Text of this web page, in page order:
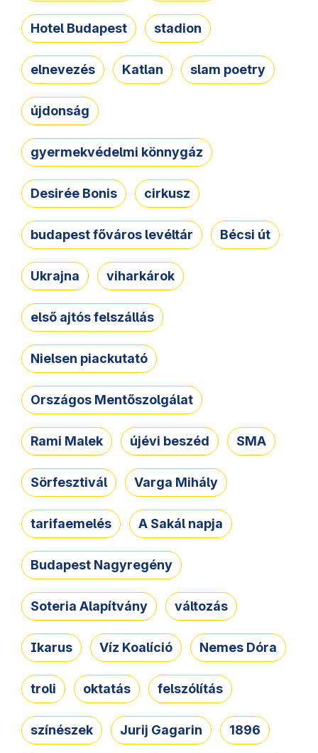
Hotel Budapest stadion
elnevezés Katlan slam poetry
újdonság
gyermekvédelmi könnygáz
Desirée Bonis cirkusz
budapest főváros levéltár Bécsi út
Ukrajna viharkárok
első ajtós felszállás
Nielsen piackutató
Országos Mentőszolgálat
Rami Malek újévi beszéd SMA
Sörfesztivál Varga Mihály
tarifaemelés A Sakál napja
Budapest Nagyregény
Soteria Alapítvány változás
Ikarus Víz Koalíció Nemes Dóra
troli oktatás felszólítás
színészek Jurij Gagarin 1896